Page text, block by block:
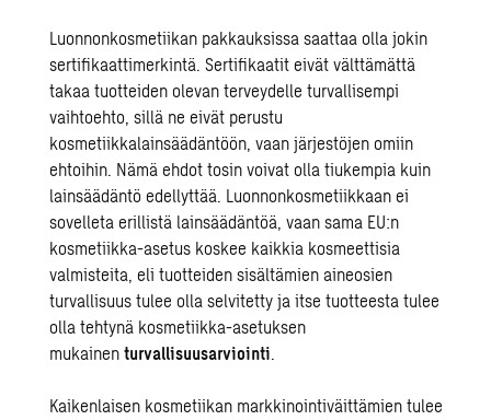
Luonnonkosmetiikan pakkauksissa saattaa olla jokin
sertifikaattimerkintä. Sertifikaatit eivät välttämättä
takaa tuotteiden olevan terveydelle turvallisempi
vaihtoehto, sillä ne eivät perustu
kosmetiikkalainsäädäntöön, vaan järjestöjen omiin
ehtoihin. Nämä ehdot tosin voivat olla tiukempia kuin
lainsäädäntö edellyttää. Luonnonkosmetiikkaan ei
sovelleta erillistä lainsäädäntöä, vaan sama EU:n
kosmetiikka-asetus koskee kaikkia kosmeettisia
valmisteita, eli tuotteiden sisältämien aineosien
turvallisuus tulee olla selvitetty ja itse tuotteesta tulee
olla tehtynä kosmetiikka-asetuksen
mukainenturvallisuusarviointi.
Kaikenlaisen kosmetiikan markkinointiväittämien tulee